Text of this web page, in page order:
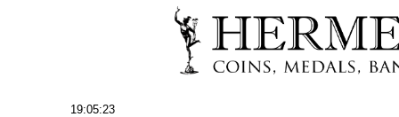
19:05:24